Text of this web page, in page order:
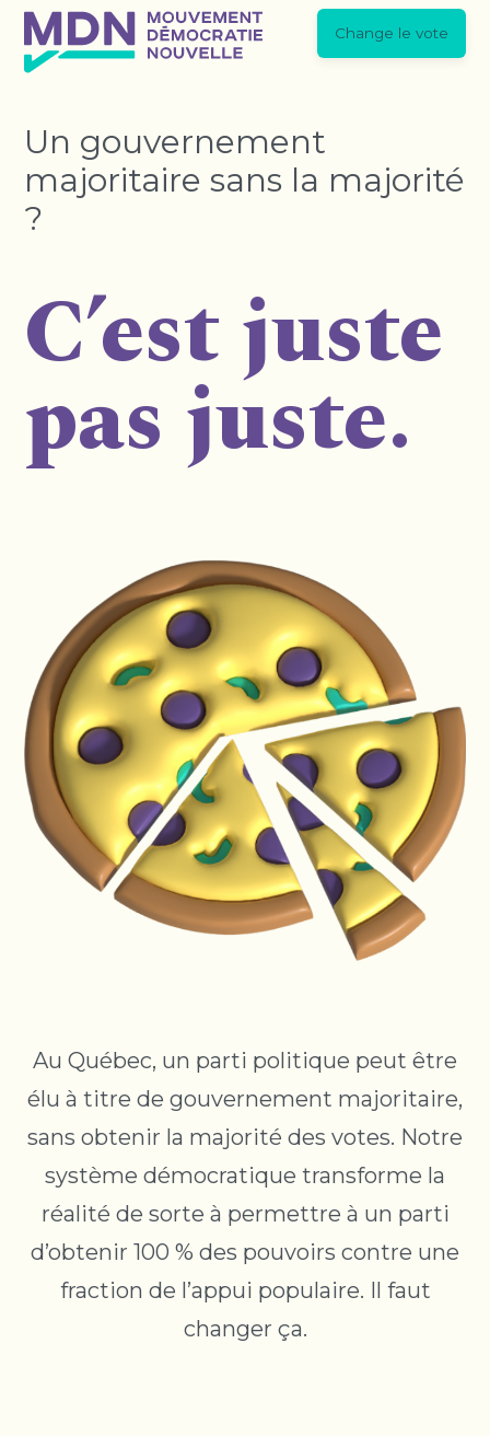
Change le vote
Un gouvernement
majoritaire sans la majorité
?
C’est juste
pas juste.
Au Québec, un parti politique peut être
élu à titre de gouvernement majoritaire,
sans obtenir la majorité des votes. Notre
système démocratique transforme la
réalité de sorte à permettre à un parti
d’obtenir 100 % des pouvoirs contre une
fraction de l’appui populaire. Il faut
changer ça.